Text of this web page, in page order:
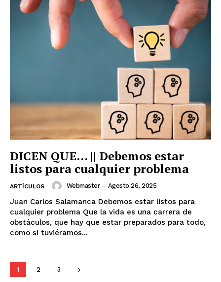
DICEN QUE… || Debemos estar
listos para cualquier problema
ARTÍCULOS Webmaster - Agosto 26, 2025
Juan Carlos Salamanca Debemos estar listos para
cualquier problema Que la vida es una carrera de
obstáculos, que hay que estar preparados para todo,
como si tuviéramos...
1 2 3